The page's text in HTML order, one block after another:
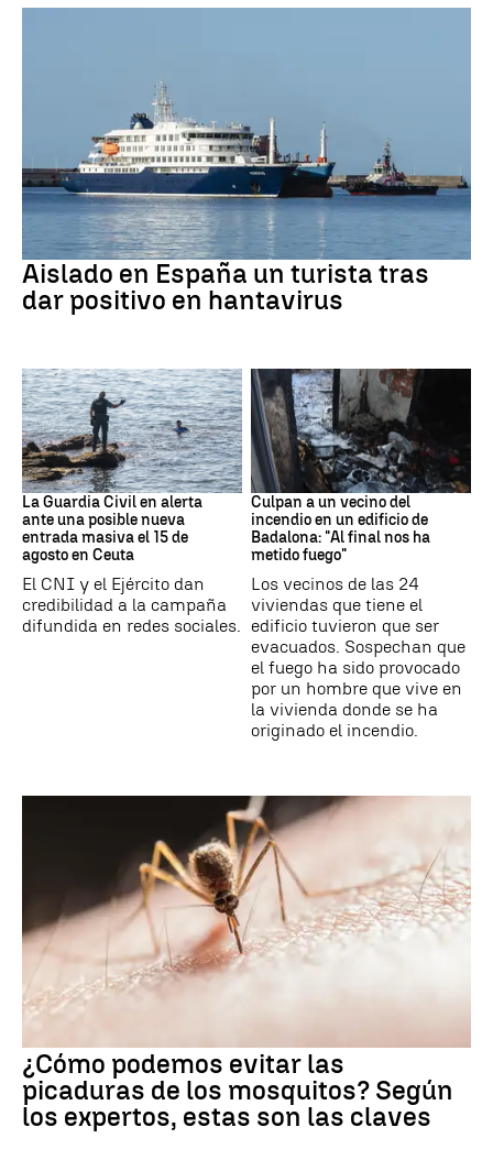
Hantavirus
Aislado en España un turista tras
dar positivo en hantavirus
Ceuta
La Guardia Civil en alerta
ante una posible nueva
entrada masiva el 15 de
agosto en Ceuta
El CNI y el Ejército dan
credibilidad a la campaña
difundida en redes sociales.
Cataluña
Culpan a un vecino del
incendio en un edificio de
Badalona: "Al final nos ha
metido fuego"
Los vecinos de las 24
viviendas que tiene el
edificio tuvieron que ser
evacuados. Sospechan que
el fuego ha sido provocado
por un hombre que vive en
la vivienda donde se ha
originado el incendio.
¿Cómo podemos evitar las
picaduras de los mosquitos? Según
los expertos, estas son las claves